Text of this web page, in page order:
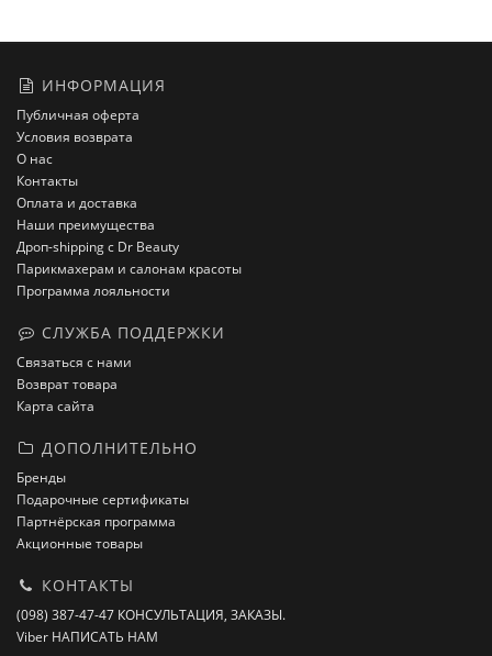
ИНФОРМАЦИЯ
Публичная оферта
Условия возврата
О нас
Контакты
Оплата и доставка
Наши преимущества
Дроп-shipping с Dr Beauty
Парикмахерам и салонам красоты
Программа лояльности
СЛУЖБА ПОДДЕРЖКИ
Связаться с нами
Возврат товара
Карта сайта
ДОПОЛНИТЕЛЬНО
Бренды
Подарочные сертификаты
Партнёрская программа
Акционные товары
КОНТАКТЫ
(098) 387-47-47 КОНСУЛЬТАЦИЯ, ЗАКАЗЫ.
Viber НАПИСАТЬ НАМ